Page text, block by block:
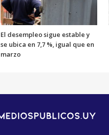
El desempleo sigue estable y
se ubica en 7,7 %, igual que en
marzo